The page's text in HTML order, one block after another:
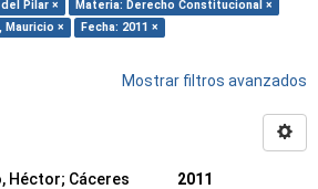
Pilar ×
Materia: Derecho Constitucional ×
Mauricio ×
Fecha: 2011 ×
Mostrar filtros avanzados
Héctor; Cáceres
2011